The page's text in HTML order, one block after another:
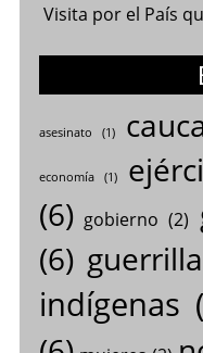
Visita por el País
asesinato (1)
economía(1)
(6) gobierno (2)
(6) guerrilla
indígenas